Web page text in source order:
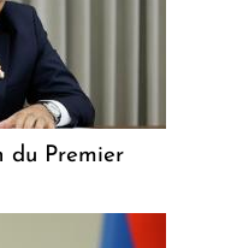
du Premier